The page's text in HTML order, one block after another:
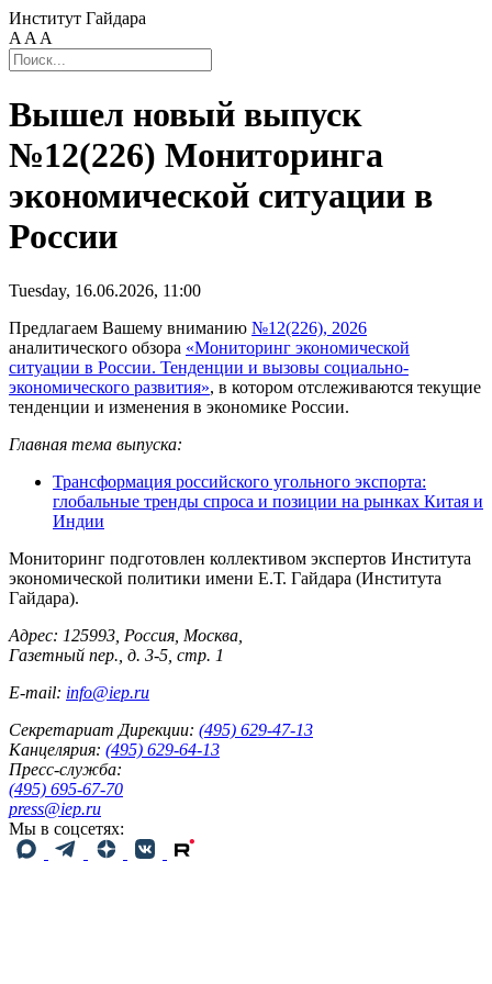
Институт Гайдара
A A A
Вышел новый выпуск
№12(226) Мониторинга
экономической ситуации в
России
Tuesday, 16.06.2026, 11:00
Предлагаем Вашему вниманию №12(226), 2026
аналитического обзора «Мониторинг экономической
ситуации в России. Тенденции и вызовы социально-
экономического развития», в котором отслеживаются текущие
тенденции и изменения в экономике России.
Главная тема выпуска:
Трансформация российского угольного экспорта:
глобальные тренды спроса и позиции на рынках Китая и
Индии
Мониторинг подготовлен коллективом экспертов Института
экономической политики имени Е.Т. Гайдара (Института
Гайдара).
Адрес: 125993, Россия, Москва,
Газетный пер., д. 3-5, стр. 1
E-mail: info@iep.ru
Секретариат Дирекции: (495) 629-47-13
Канцелярия: (495) 629-64-13
Пресс-служба:
(495) 695-67-70
press@iep.ru
Мы в соцсетях: